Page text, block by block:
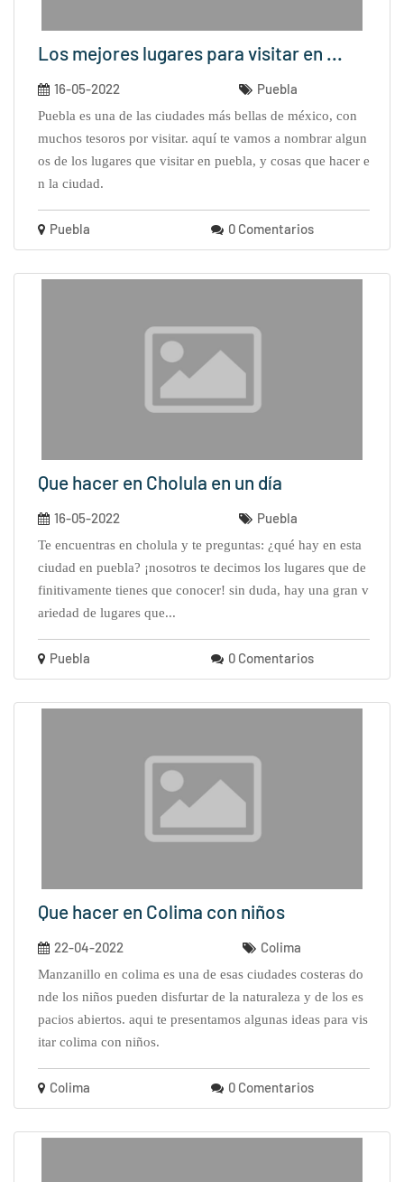
Los mejores lugares para visitar en ...
16-05-2022 Puebla
puebla es una de las ciudades más bellas de méxico, con
muchos tesoros por visitar. aquí te vamos a nombrar algun
os de los lugares que visitar en puebla, y cosas que hacer e
n la ciudad.
Puebla 0 Comentarios
Que hacer en Cholula en un día
16-05-2022 Puebla
te encuentras en cholula y te preguntas: ¿qué hay en esta
ciudad en puebla? ¡nosotros te decimos los lugares que de
finitivamente tienes que conocer! sin duda, hay una gran v
ariedad de lugares que...
Puebla 0 Comentarios
Que hacer en Colima con niños
22-04-2022 Colima
manzanillo en colima es una de esas ciudades costeras do
nde los niños pueden disfurtar de la naturaleza y de los es
pacios abiertos. aqui te presentamos algunas ideas para vis
itar colima con niños.
Colima 0 Comentarios